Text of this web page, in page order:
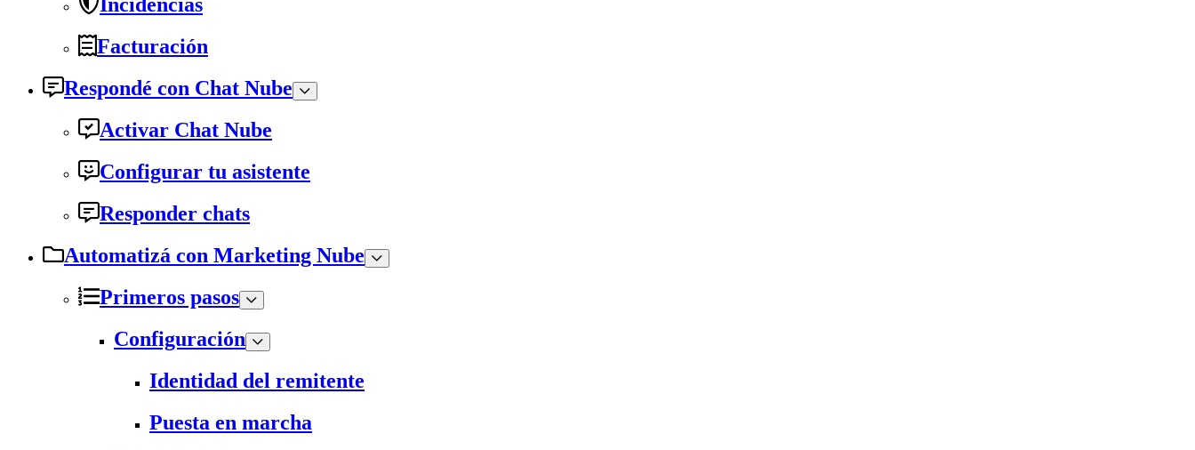
Incidencias
Facturación
Respondé con Chat Nube
Activar Chat Nube
Configurar tu asistente
Responder chats
Automatizá con Marketing Nube
Primeros pasos
Configuración
Identidad del remitente
Puesta en marcha